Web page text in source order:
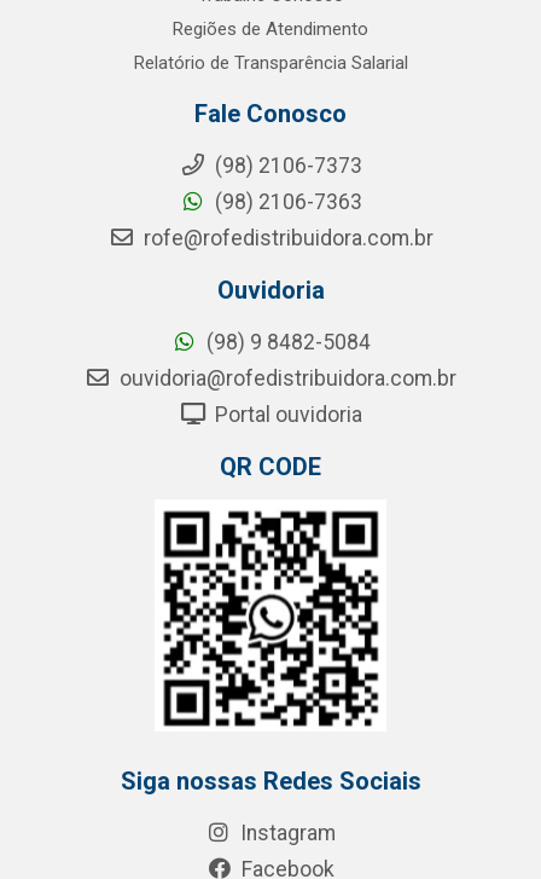
Regiões de Atendimento
Relatório de Transparência Salarial
Fale Conosco
(98) 2106-7373
(98) 2106-7363
rofe@rofedistribuidora.com.br
Ouvidoria
(98) 9 8482-5084
ouvidoria@rofedistribuidora.com.br
Portal ouvidoria
QR CODE
Siga nossas Redes Sociais
Instagram
Facebook